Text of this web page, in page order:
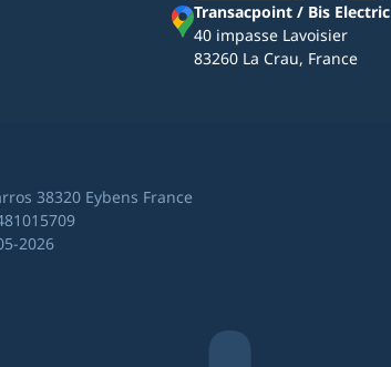
Transacpoint / Bis Electric
40 impasse Lavoisier
83260 La Crau, France
38320 Eybens France
2026